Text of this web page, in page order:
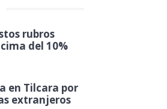
rubros
del 10%
en Tilcara por
extranjeros